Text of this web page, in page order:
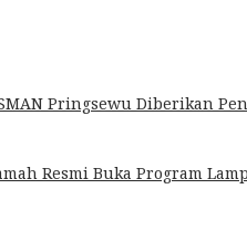
Pringsewu Diberikan
Resmi Buka Program